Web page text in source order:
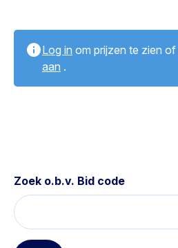
Log in om prijzen te zien of
aan .
Zoek o.b.v. Bid code